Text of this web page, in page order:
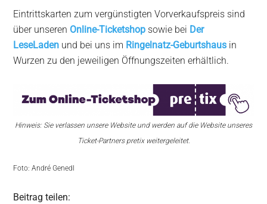
Eintrittskarten zum vergünstigten Vorverkaufspreis sind
über unseren Online-Ticketshop sowie bei Der
LeseLaden und bei uns im Ringelnatz-Geburtshaus in
Wurzen zu den jeweiligen Öffnungszeiten erhältlich.
Hinweis: Sie verlassen unsere Website und werden auf die Website unseres
Ticket-Partners pretix weitergeleitet.
Foto: André Genedl
Beitrag teilen: